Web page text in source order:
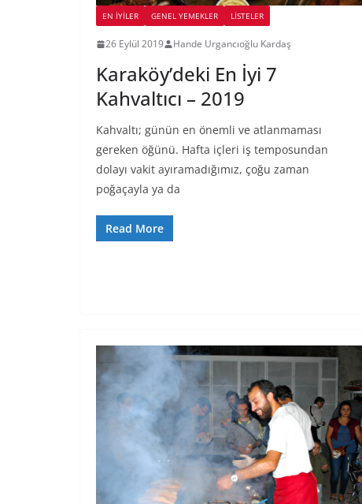
EN İYILER GENEL YEMEKLER LİSTELER
26 Eylül 2019 Hande Urgancıoğlu Kardaş
Karaköy’deki En İyi 7
Kahvaltıcı – 2019
Kahvaltı; günün en önemli ve atlanmaması
gereken öğünü. Hafta içleri iş temposundan
dolayı vakit ayıramadığımız, çoğu zaman
poğaçayla ya da
Read More